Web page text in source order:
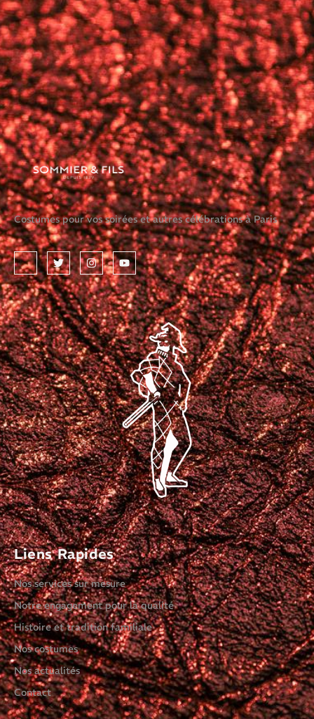
Costumes pour vos soirées et autres célébrations à Paris
Liens Rapides
Nos services sur mesure
Notre engagement pour la qualité
Histoire et tradition familiale
Nos costumes
Nos actualités
Contact